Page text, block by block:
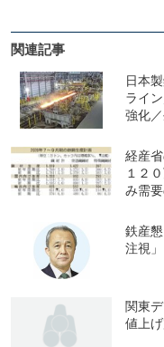
関連記事
日本
ライ
強化
経産
１２
み需
鉄産
注視」
関東
値上